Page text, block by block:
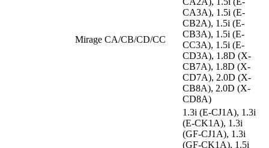
Mirage CA/CB/CD/CC
CA3A), 1.5i (E-
CB2A), 1.5i (E-
CB3A), 1.5i (E-
CC3A), 1.5i (E-
CD3A), 1.8D (X-
CB7A), 1.8D (X-
CD7A), 2.0D (X-
CB8A), 2.0D (X-
CD8A)
1.3i (E-CJ1A), 1.3i
(E-CK1A), 1.3i
(GF-CJ1A), 1.3i
(GF-CK1A), 1.5i